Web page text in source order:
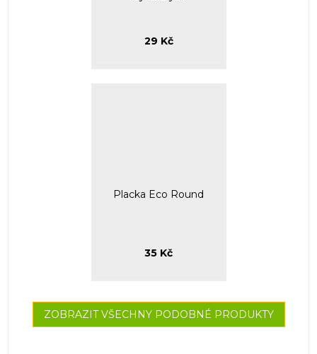
29 Kč
Placka Eco Round
35 Kč
ZOBRAZIT VŠECHNY PODOBNÉ PRODUKTY